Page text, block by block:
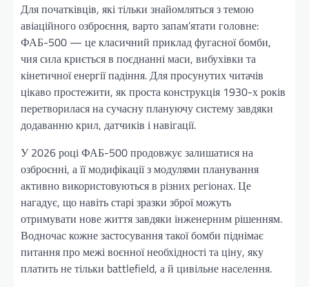
Для початківців, які тільки знайомляться з темою
авіаційного озброєння, варто запам’ятати головне:
ФАБ-500 — це класичний приклад фугасної бомби,
чия сила криється в поєднанні маси, вибухівки та
кінетичної енергії падіння. Для просунутих читачів
цікаво простежити, як проста конструкція 1930-х років
перетворилася на сучасну плануючу систему завдяки
додаванню крил, датчиків і навігації.
У 2026 році ФАБ-500 продовжує залишатися на
озброєнні, а її модифікації з модулями планування
активно використовуються в різних регіонах. Це
нагадує, що навіть старі зразки зброї можуть
отримувати нове життя завдяки інженерним рішенням.
Водночас кожне застосування такої бомби піднімає
питання про межі воєнної необхідності та ціну, яку
платить не тільки battlefield, а й цивільне населення.